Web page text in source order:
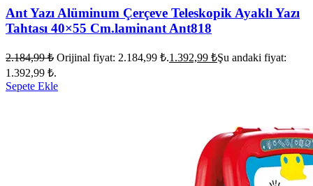
Ant Yazı Alüminum Çerçeve Teleskopik Ayaklı Yazı
Tahtası 40×55 Cm.laminant Ant818
2.184,99₺ Orijinal fiyat: 2.184,99 ₺.1.392,99 ₺Şu andaki fiyat:
1.392,99 ₺.
Sepete Ekle